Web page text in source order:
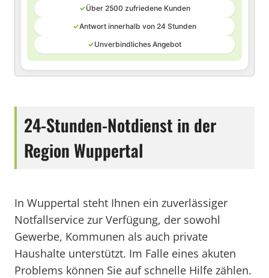
✓Über 2500 zufriedene Kunden
✓Antwort innerhalb von 24 Stunden
✓Unverbindliches Angebot
24-Stunden-Notdienst in der
Region Wuppertal
In Wuppertal steht Ihnen ein zuverlässiger
Notfallservice zur Verfügung, der sowohl
Gewerbe, Kommunen als auch private
Haushalte unterstützt. Im Falle eines akuten
Problems können Sie auf schnelle Hilfe zählen.